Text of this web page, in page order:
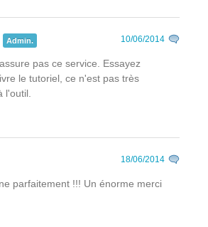
Admin. 10/06/2014
pas ce service. Essayez
le tutoriel, ce n'est pas très
l'outil.
18/06/2014
parfaitement !!! Un énorme merci